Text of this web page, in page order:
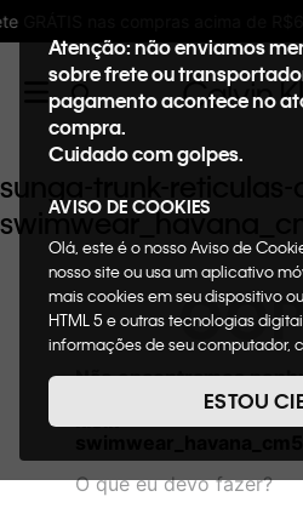
Atenção: não enviamos
sobre frete ou
pagamento acontece no
compra.
Cuidado com golpes.
AVISO DE COOKIES
Olá, este é o nosso Aviso de
nosso site ou usa um aplicativo
mais cookies em seu dispositivo
HTML 5 e outras tecnologias
informações de seu computador,
de cookies, informaremos quais
suas funções. A forma como
Privacidade. Quando você visita
isso como sua solicitação
ESTOU
sunga-trunk-reticulas-
Não encontramos
sunga-trunk-
klein-
O que eu devo fazer?